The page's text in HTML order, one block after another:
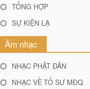
TỔNG HỢP
SỰ KIỆN LẠ
Âm nhạc
NHẠC PHẬT ĐẢN
NHẠC VỀ TỔ SƯ MĐQ